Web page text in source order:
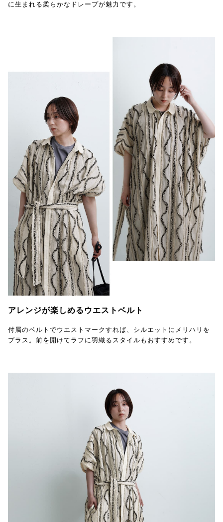
に生まれる柔らかなドレープが魅力です。
アレンジが楽しめるウエストベルト
付属のベルトでウエストマークすれば、シルエットにメリハリを
プラス。前を開けてラフに羽織るスタイルもおすすめです。